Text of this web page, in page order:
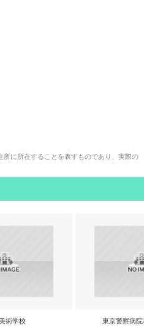
に所在することを表すものであり、実際の
術学校 東京警察病